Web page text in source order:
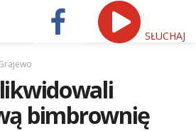
SŁUCHAJ
bimbrownię